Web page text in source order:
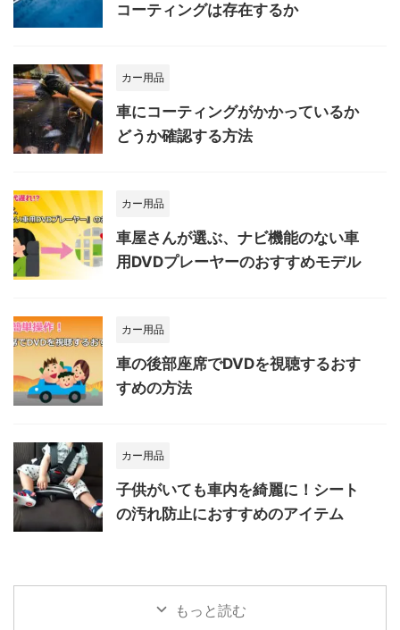
コーティングは存在するか
カー用品
車にコーティングがかかっているか
どうか確認する方法
カー用品
車屋さんが選ぶ、ナビ機能のない車
用DVDプレーヤーのおすすめモデル
カー用品
車の後部座席でDVDを視聴するおす
すめの方法
カー用品
子供がいても車内を綺麗に！シート
の汚れ防止におすすめのアイテム
もっと読む